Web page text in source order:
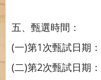
五、甄選時間：
(一)第1 次甄試日期：
(二)第2次甄試日期：